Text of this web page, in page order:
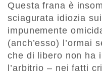
Questa frana è
sciagurata idiozia
impunemente
(anch’esso) l’ormai
che di libero non ha
l’arbitrio – nei fatti